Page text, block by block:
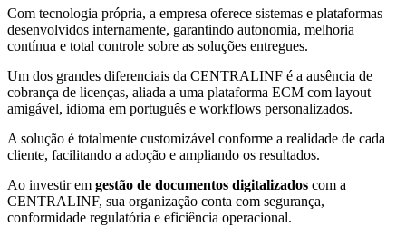
Com tecnologia própria, a empresa oferece sistemas e plataformas
desenvolvidos internamente, garantindo autonomia, melhoria
contínua e total controle sobre as soluções entregues.
Um dos grandes diferenciais da CENTRALINF é a ausência de
cobrança de licenças, aliada a uma plataforma ECM com layout
amigável, idioma em português e workflows personalizados.
A solução é totalmente customizável conforme a realidade de cada
cliente, facilitando a adoção e ampliando os resultados.
Ao investir em gestão de documentos digitalizados com a
CENTRALINF, sua organização conta com segurança,
conformidade regulatória e eficiência operacional.